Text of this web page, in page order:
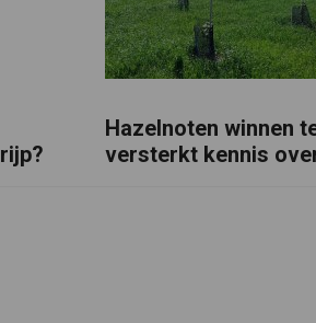
Hazelnoten winnen
versterkt kennis